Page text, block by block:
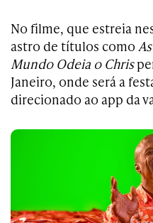
No filme, que estreia
astro de títulos como
Mundo Odeia o Chris
Janeiro, onde será a
direcionado ao app da